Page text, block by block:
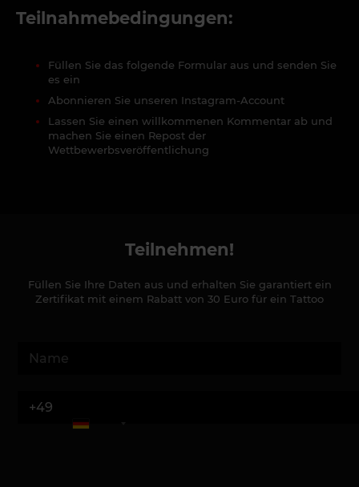
Teilnahmebedingungen:
Füllen Sie das folgende Formular aus und senden Sie
es ein
Abonnieren Sie unseren Instagram-Account
Lassen Sie einen willkommenen Kommentar ab und
machen Sie einen Repost der
Wettbewerbsveröffentlichung
Teilnehmen!
Füllen Sie Ihre Daten aus und erhalten Sie garantiert ein
Zertifikat mit einem Rabatt von 30 Euro für ein Tattoo